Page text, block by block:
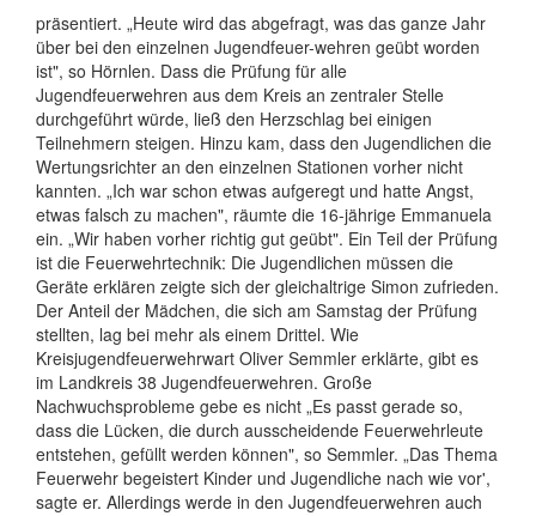
präsentiert. „Heute wird das abgefragt, was das ganze Jahr
über bei den einzelnen Jugendfeuer-wehren geübt worden
ist", so Hörnlen. Dass die Prüfung für alle
Jugendfeuerwehren aus dem Kreis an zentraler Stelle
durchgeführt würde, ließ den Herzschlag bei einigen
Teilnehmern steigen. Hinzu kam, dass den Jugendlichen die
Wertungsrichter an den einzelnen Stationen vorher nicht
kannten. „Ich war schon etwas aufgeregt und hatte Angst,
etwas falsch zu machen", räumte die 16-jährige Emmanuela
ein. „Wir haben vorher richtig gut geübt". Ein Teil der Prüfung
ist die Feuerwehrtechnik: Die Jugendlichen müssen die
Geräte erklären zeigte sich der gleichaltrige Simon zufrieden.
Der Anteil der Mädchen, die sich am Samstag der Prüfung
stellten, lag bei mehr als einem Drittel. Wie
Kreisjugendfeuerwehrwart Oliver Semmler erklärte, gibt es
im Landkreis 38 Jugendfeuerwehren. Große
Nachwuchsprobleme gebe es nicht „Es passt gerade so,
dass die Lücken, die durch ausscheidende Feuerwehrleute
entstehen, gefüllt werden können", so Semmler. „Das Thema
Feuerwehr begeistert Kinder und Jugendliche nach wie vor',
sagte er. Allerdings werde in den Jugendfeuerwehren auch